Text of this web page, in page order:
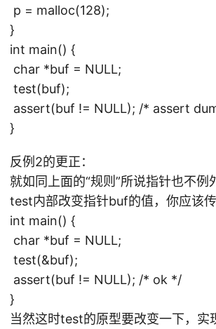
p = malloc(128);
}
int main() {
char *buf = NULL;
test(buf);
assert(buf != NULL); /* assert
}
反例2的更正：
就如同上面的“规则”所说指针也不例
test内部改变指针buf的值，你应该传
int main() {
char *buf = NULL;
test(&buf);
assert(buf != NULL); /* ok */
}
当然这时test的原型要改变一下，实